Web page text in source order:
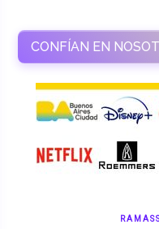
CONFÍAN EN